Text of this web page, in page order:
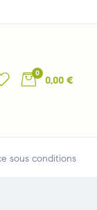
0
0,00 €
sous conditions